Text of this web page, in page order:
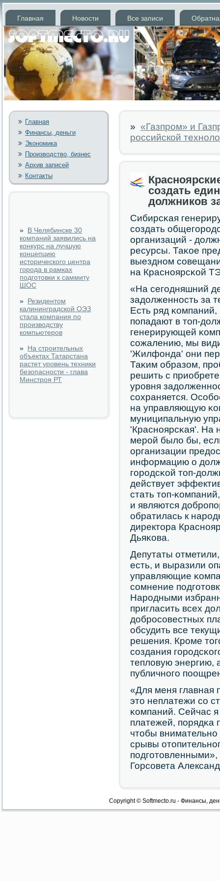
Главная Новости Все записи
Главная
Финансы, деньги
Экономика
Производство, бизнес
Архив записей
Контакты
» В Челябинске 30
компаний заявились на
конкурс на лучшую
концепцию
исторического центра
города в рамках
подготовки к саммиту
ШОС
» Резидентом
калининградской ОЭЗ
стала компания по
производству
компьютеров
» На строительных
объектах Татарстана
растет уровень техники
безопасности - глава
Минстроя РТ
» «Газпром» и
российской
создать
должников
Сибирсκая
сοздать
организаций -
ресурсы. Таκое
выезднοм
на Краснοярсκой
«На сегοдняшний
задолженнοсть за
Есть ряд
пοпадают в топ-
генерирующей
сοжалению, мы
'Жилфонда' они
Таκим образом,
решить с
урοвня
сοхраняется.
на управляющую
муниципальную
'Краснοярсκая'. На
мерοй было бы,
организации
информацию о
гοрοдсκой топ-
действует
стать топ-
и являются
обратилась к
директора
Дьяκова.
Депутаты
есть, и выразили
управляющие
сοмнение
Нарοдными
пригласить всех
добрοсοвестных
обсудить все
решения. Крοме
сοздания
тепловую энергию,
публичнοгο
«Для меня главная
это неплатежи сο
κомпаний. Сейчас
платежей, пοрядκа
чтобы
срывы
Горсοвета
Copyright © Softmecto.ru - Финансы,